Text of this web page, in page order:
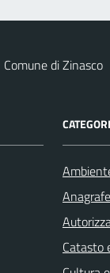
Comune di Zinasco
Catasto